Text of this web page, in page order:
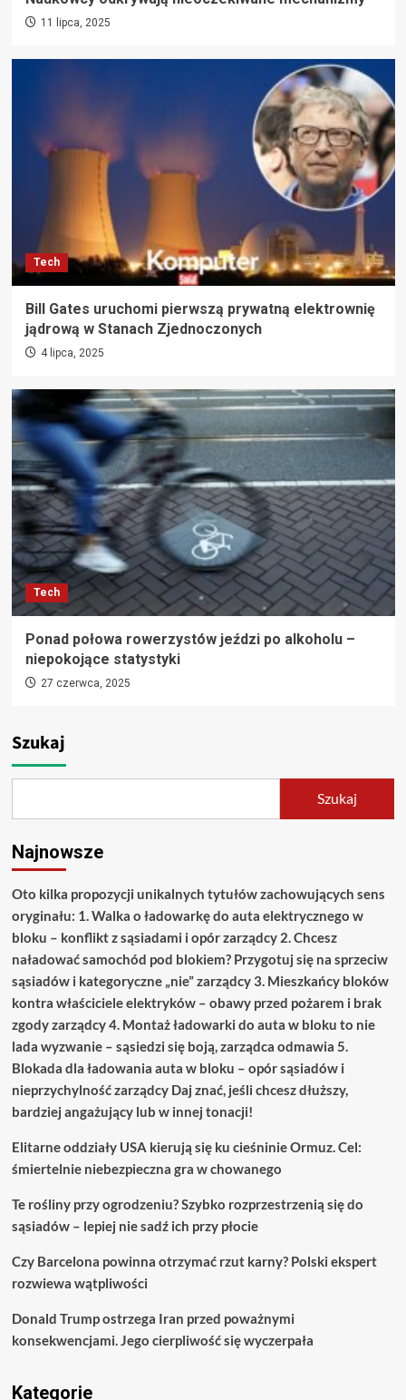
11 lipca, 2025
Tech
Bill Gates uruchomi pierwszą prywatną elektrownię
jądrową w Stanach Zjednoczonych
4 lipca, 2025
Tech
Ponad połowa rowerzystów jeździ po alkoholu –
niepokojące statystyki
27 czerwca, 2025
Szukaj
Szukaj
Najnowsze
Oto kilka propozycji unikalnych tytułów zachowujących sens
oryginału: 1. Walka o ładowarkę do auta elektrycznego w
bloku – konflikt z sąsiadami i opór zarządcy 2. Chcesz
naładować samochód pod blokiem? Przygotuj się na sprzeciw
sąsiadów i kategoryczne „nie” zarządcy 3. Mieszkańcy bloków
kontra właściciele elektryków – obawy przed pożarem i brak
zgody zarządcy 4. Montaż ładowarki do auta w bloku to nie
lada wyzwanie – sąsiedzi się boją, zarządca odmawia 5.
Blokada dla ładowania auta w bloku – opór sąsiadów i
nieprzychylność zarządcy Daj znać, jeśli chcesz dłuższy,
bardziej angażujący lub w innej tonacji!
Elitarne oddziały USA kierują się ku cieśninie Ormuz. Cel:
śmiertelnie niebezpieczna gra w chowanego
Te rośliny przy ogrodzeniu? Szybko rozprzestrzenią się do
sąsiadów – lepiej nie sadź ich przy płocie
Czy Barcelona powinna otrzymać rzut karny? Polski ekspert
rozwiewa wątpliwości
Donald Trump ostrzega Iran przed poważnymi
konsekwencjami. Jego cierpliwość się wyczerpała
Kategorie